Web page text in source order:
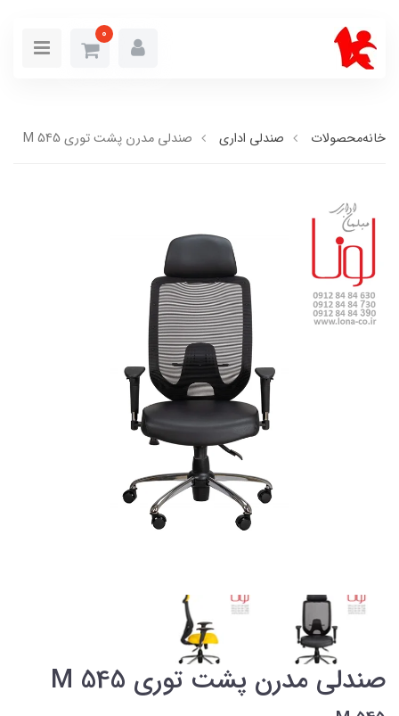
0
خانهمحصولات صندلی اداری صندلی مدرن پشت توری M 545
صندلی مدرن پشت توری M 545